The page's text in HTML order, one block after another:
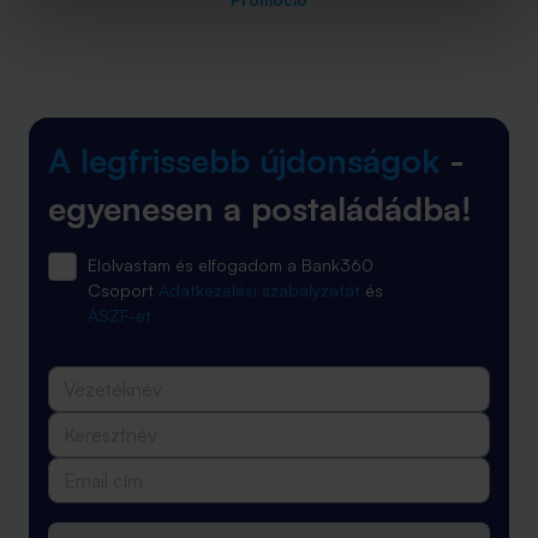
A legfrissebb újdonságok -
egyenesen a postaládádba!
Elolvastam és elfogadom a Bank360
Csoport Adatkezelési szabályzatát és
ÁSZF-ét